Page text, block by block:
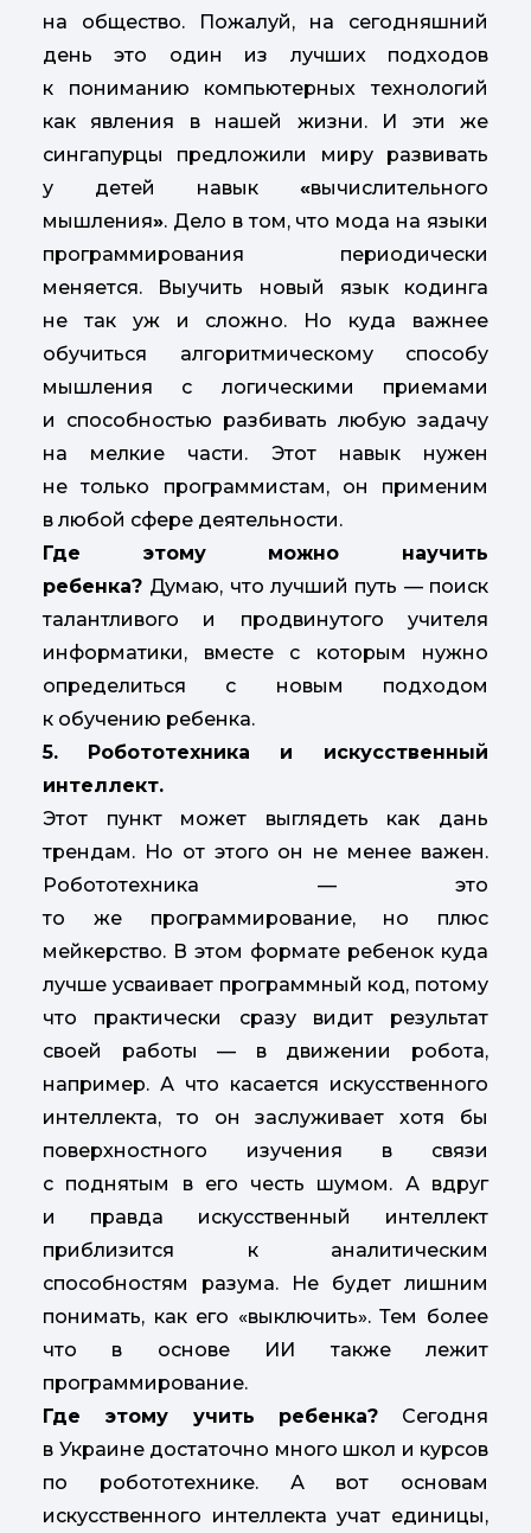
на общество. Пожалуй, на сегодняшний
день это один из лучших подходов
к пониманию компьютерных технологий
как явления в нашей жизни. И эти же
сингапурцы предложили миру развивать
у детей навык «вычислительного
мышления». Дело в том, что мода на языки
программирования периодически
меняется. Выучить новый язык кодинга
не так уж и сложно. Но куда важнее
обучиться алгоритмическому способу
мышления с логическими приемами
и способностью разбивать любую задачу
на мелкие части. Этот навык нужен
не только программистам, он применим
в любой сфере деятельности.
Где этому можно научить
ребенка? Думаю, что лучший путь — поиск
талантливого и продвинутого учителя
информатики, вместе с которым нужно
определиться с новым подходом
к обучению ребенка.
5.
Робототехника и искусственный
интеллект.
Этот пункт может выглядеть как дань
трендам. Но от этого он не менее важен.
Робототехника — это
то же программирование, но плюс
мейкерство. В этом формате ребенок куда
лучше усваивает программный код, потому
что практически сразу видит результат
своей работы — в движении робота,
например. А что касается искусственного
интеллекта, то он заслуживает хотя бы
поверхностного изучения в связи
с поднятым в его честь шумом. А вдруг
и правда искусственный интеллект
приблизится к аналитическим
способностям разума. Не будет лишним
понимать, как его «выключить». Тем более
что в основе ИИ также лежит
программирование.
Где этому учить ребенка? Сегодня
в Украине достаточно много школ и курсов
по робототехнике. А вот основам
искусственного интеллекта учат единицы,